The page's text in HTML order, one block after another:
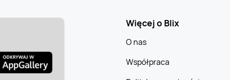
Więcej o Blix
O nas
Współpraca